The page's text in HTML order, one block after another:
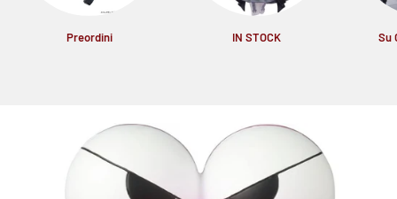
Preordini IN STOCK Su